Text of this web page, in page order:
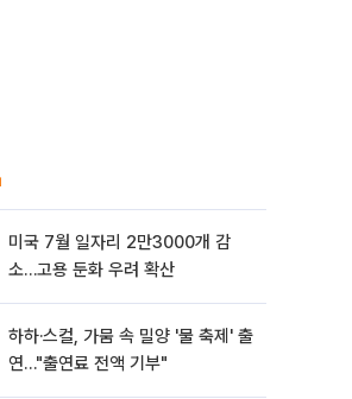
미국 7월 일자리 2만3000개 감
소…고용 둔화 우려 확산
하하·스컬, 가뭄 속 밀양 '물 축제' 출
연…"출연료 전액 기부"